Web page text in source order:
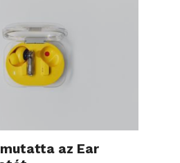
az Ear